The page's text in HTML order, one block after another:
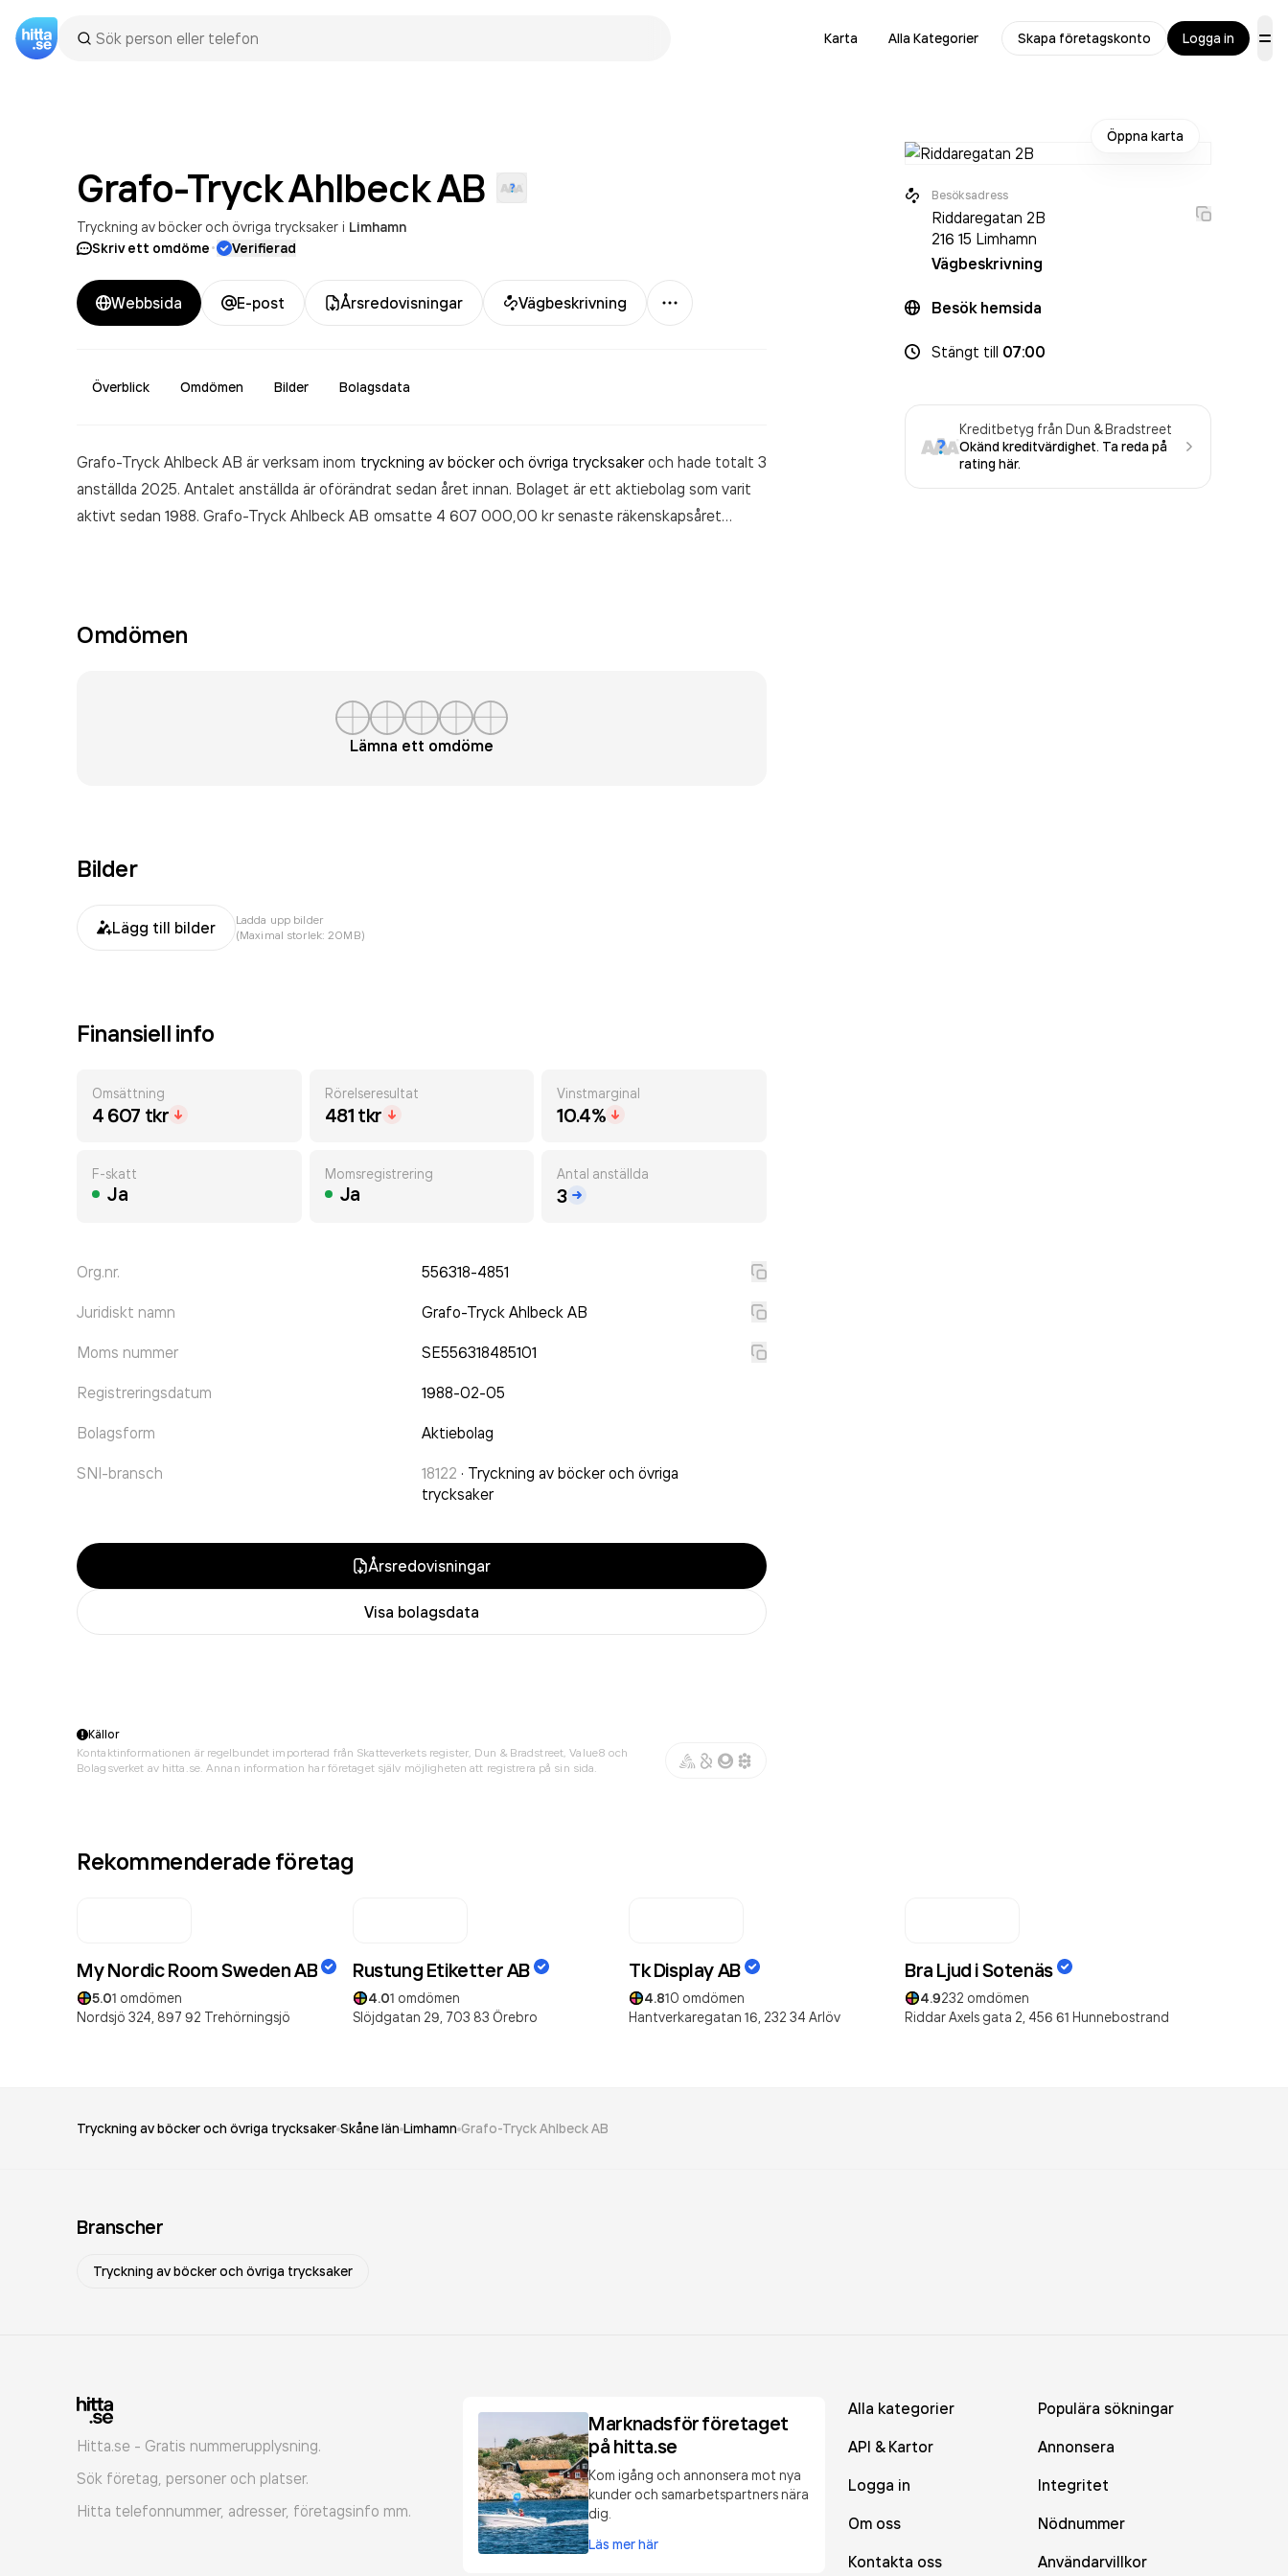
Karta Alla Kategorier Skapa företagskonto Logga in
Grafo-Tryck AhlbeckAB
Tryckning av böcker och övriga trycksaker i Limhamn
Skriv ett omdöme· Verifierad
Webbsida E-post Årsredovisningar Vägbeskrivning
Mer
Överblick Omdömen Bilder Bolagsdata
Grafo-Tryck Ahlbeck AB är verksam inom tryckning av böcker och övriga trycksakeroch hade totalt 3
anställda 2025. Antalet anställda är oförändrat sedan året innan. Bolaget är ett aktiebolag som varit
aktivt sedan 1988. Grafo-Tryck Ahlbeck AB omsatte 4 607 000,00 krsenaste räkenskapsåret
Omdömen
Lämna ett omdöme
Bilder
Lägg till bilder
Ladda upp bilder
(Maximal storlek: 20MB)
Finansiell info
Omsättning
4 607 tkr
Rörelseresultat
481 tkr
Vinstmarginal
10.4%
F-skatt
Ja
Momsregistrering
Ja
Antal anställda
3
Org.nr. 556318-4851
Juridiskt namn Grafo-Tryck Ahlbeck AB
Moms nummer SE556318485101
Registreringsdatum 1988-02-05
Bolagsform Aktiebolag
SNI-bransch 18122 · Tryckning av böcker och övriga
trycksaker
Årsredovisningar
Visa bolagsdata
Öppna karta
Besöksadress
Riddaregatan 2B
216 15 Limhamn
Vägbeskrivning
Besök hemsida
Stängt till 07:00
Kreditbetyg från Dun & Bradstreet
Okänd kreditvärdighet. Ta reda på
rating här.
Källor
Kontaktinformationen är regelbundet importerad från Skatteverkets register, Dun & Bradstreet, Value8 och
Bolagsverket av hitta.se. Annan information har företaget själv möjligheten att registrera på sin sida.
Rekommenderade företag
My Nordic Room Sweden AB
5.01 omdömen
Nordsjö 324, 897 92 Trehörningsjö
Rustung Etiketter AB
4.01 omdömen
Slöjdgatan 29, 703 83 Örebro
Tk Display AB
4.810 omdömen
Hantverkaregatan 16, 232 34 Arlöv
Bra Ljud i Sotenäs
4.9232 omdömen
Riddar Axels gata 2, 456 61 Hunnebostrand
Tryckning av böcker och övriga trycksaker Skåne län Limhamn Grafo-Tryck Ahlbeck AB
Branscher
Tryckning av böcker och övriga trycksaker
Hitta.se - Gratis nummerupplysning.
Sök företag, personer och platser.
Hitta telefonnummer, adresser, företagsinfo mm.
Marknadsför företaget
på hitta.se
Kom igång och annonsera mot nya
kunder och samarbetspartners nära
dig.
Läs mer här
Alla kategorier
Populära sökningar
API & Kartor
Annonsera
Logga in
Integritet
Om oss
Nödnummer
Kontakta oss
Användarvillkor